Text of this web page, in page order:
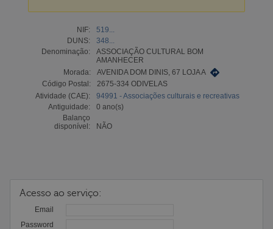
NIF:
519...
DUNS:
348...
Denominação:
ASSOCIAÇÃO CULTURAL BOM
AMANHECER
Morada:
AVENIDA DOM DINIS, 67 LOJA A
Código Postal:
2675-334 ODIVELAS
Atividade (CAE):
94991 - Associações culturais e recreativas
Antiguidade:
0 ano(s)
Balanço
disponível:
NÃO
Acesso ao serviço:
Email
Password